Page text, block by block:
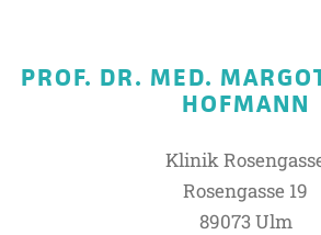
PROF. DR. MED.
HOFMANN
Klinik
Rosengasse 19
89073 Ulm